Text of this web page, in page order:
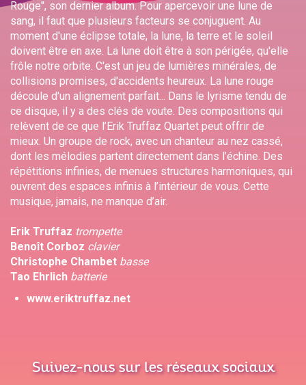
Rouge", son dernier album. Pour apercevoir une lune de
sang, il faut que plusieurs facteurs se conjuguent. Au
moment d'une éclipse totale, la lune, la terre et le soleil
doivent être en axe. La lune doit être à son périgée, qu'elle
frôle notre orbite. C'est un jeu de lumières minérales, de
collisions promises, d'accidents heureux. La lune rouge
découle d'un alignement parfait... Dans le lyrisme tendu de
ce disque, il y a des clés de voute. Des compositions qui
relèvent de ce que l’Erik Truffaz Quartet peut offrir de
mieux. Un groupe de rock, avec un chanteur au nez cassé,
dont les mélodies partent directement dans l’échine. Des
répétitions infinies, de menues structures harmoniques, qui
ouvrent des espaces infinis à l’intérieur de vous. Cette
musique, jamais, ne manque d’air.
Erik Truffaz trompette
Benoît Corboz clavier
Christophe Chambet basse
Tao Ehrlich batterie
www.eriktruffaz.net
Suivez-nous sur les réseaux sociaux